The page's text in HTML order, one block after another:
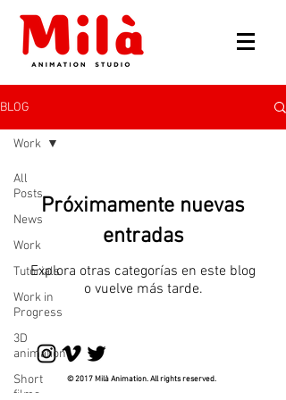
BLOG
All
Posts
News
Work
Tutorials
Work in
Progress
3D
animation
Short
films
Work
Próximamente nuevas
entradas
Explora otras categorías en este blog
o vuelve más tarde.
© 2017 Milà Animation. All rights reserved.